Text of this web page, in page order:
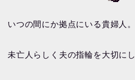
いつの間にか拠点にいる貴婦人。
未亡人らしく夫の指輪を大切に